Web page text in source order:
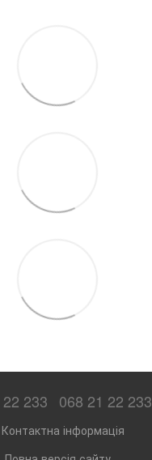
233 068 21 22 233
інформація